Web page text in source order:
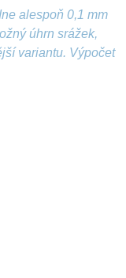
alespoň 0,1 mm
úhrn srážek,
variantu. Výpočet